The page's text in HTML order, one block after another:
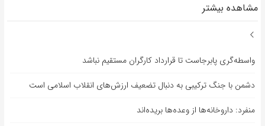
مشاهده بیشتر
واسطه‌گری پابرجاست تا قرارداد کارگران مستقیم نباشد
دشمن با جنگ ترکیبی به دنبال تضعیف ارزش‌های انقلاب اسلامی است
منفرد: داروخانه‌ها از وعده‌ها بریده‌اند